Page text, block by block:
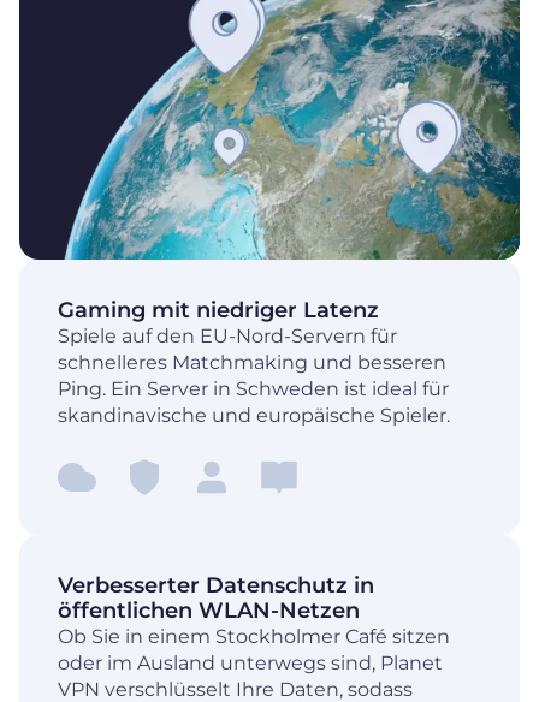
Gaming mit niedriger Latenz
Spiele auf den EU-Nord-Servern für
schnelleres Matchmaking und besseren
Ping. Ein Server in Schweden ist ideal für
skandinavische und europäische Spieler.
Verbesserter Datenschutz in
öffentlichen WLAN-Netzen
Ob Sie in einem Stockholmer Café sitzen
oder im Ausland unterwegs sind, Planet
VPN verschlüsselt Ihre Daten, sodass